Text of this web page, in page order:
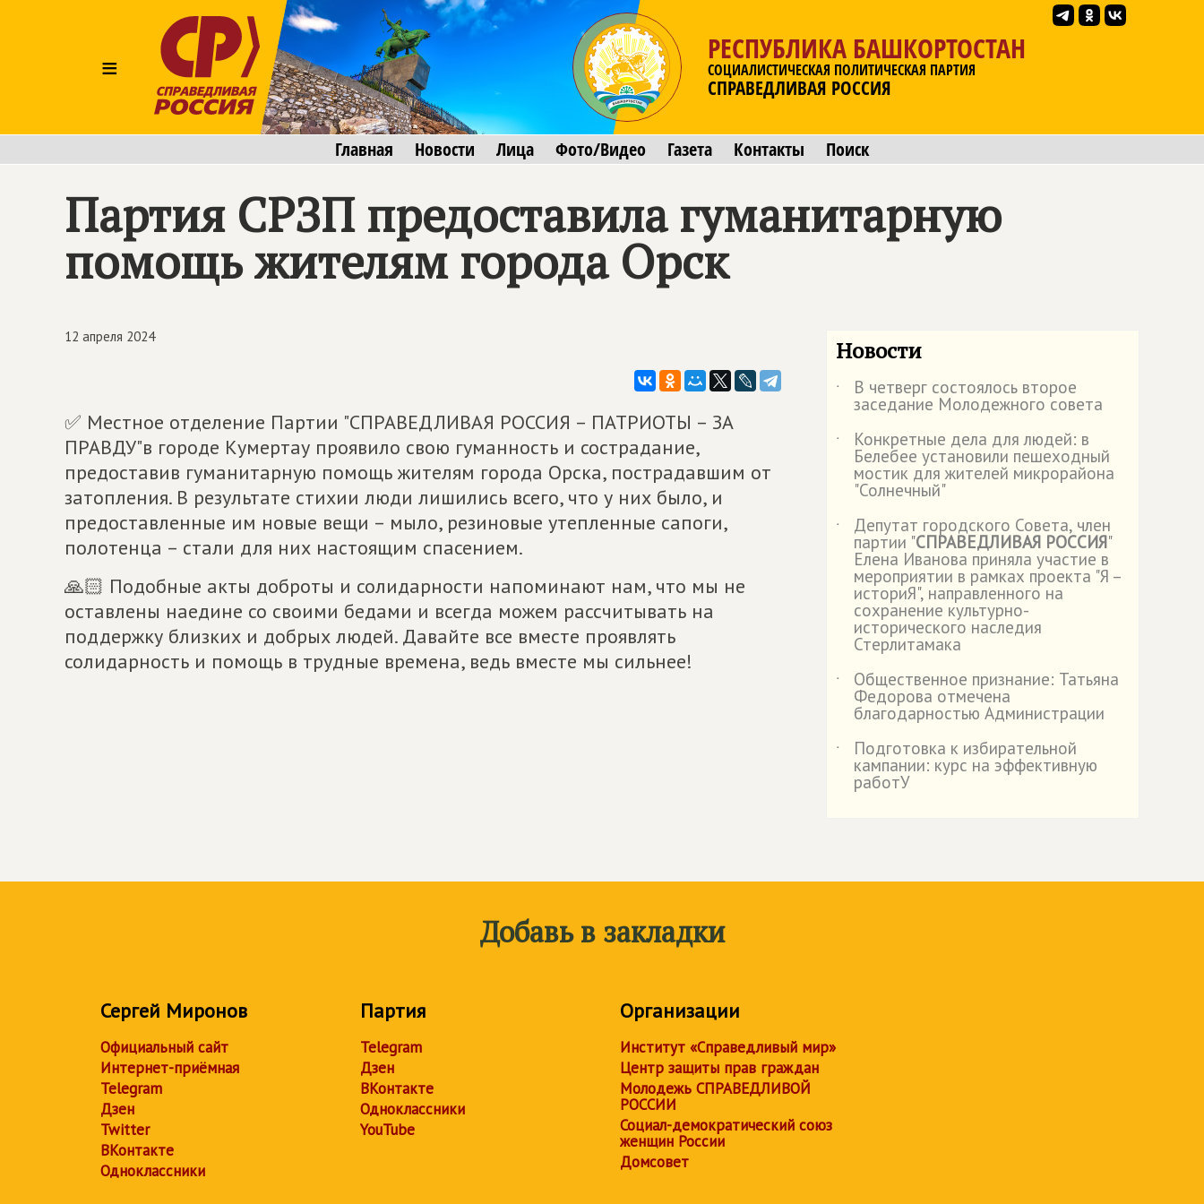
≡
РЕСПУБЛИКА БАШКОРТОСТАН
СОЦИАЛИСТИЧЕСКАЯ ПОЛИТИЧЕСКАЯ ПАРТИЯ
СПРАВЕДЛИВАЯ РОССИЯ
Главная Новости Лица Фото/Видео Газета Контакты Поиск
Партия СРЗП предоставила гуманитарную
помощь жителям города Орск
12 апреля 2024
✅ Местное отделение Партии "СПРАВЕДЛИВАЯ РОССИЯ – ПАТРИОТЫ – ЗА
ПРАВДУ"в городе Кумертау проявило свою гуманность и сострадание,
предоставив гуманитарную помощь жителям города Орска, пострадавшим от
затопления. В результате стихии люди лишились всего, что у них было, и
предоставленные им новые вещи – мыло, резиновые утепленные сапоги,
полотенца – стали для них настоящим спасением.
🙏🏻 Подобные акты доброты и солидарности напоминают нам, что мы не
оставлены наедине со своими бедами и всегда можем рассчитывать на
поддержку близких и добрых людей. Давайте все вместе проявлять
солидарность и помощь в трудные времена, ведь вместе мы сильнее!
Новости
˙ В четверг состоялось второе
заседание Молодежного совета
˙
Конкретные дела для людей: в
Белебее установили пешеходный
мостик для жителей микрорайона
"Солнечный"
˙
Депутат городского Совета, член
партии "СПРАВЕДЛИВАЯ РОССИЯ"
Елена Иванова приняла участие в
мероприятии в рамках проекта "Я –
историЯ", направленного на
сохранение культурно-
исторического наследия
Стерлитамака
˙
Общественное признание: Татьяна
Федорова отмечена
благодарностью Администрации
˙
Подготовка к избирательной
кампании: курс на эффективную
работУ
Добавь в закладки
Сергей Миронов
Официальный сайт
Интернет-приёмная
Telegram
Дзен
Twitter
ВКонтакте
Одноклассники
Партия
Telegram
Дзен
ВКонтакте
Одноклассники
YouTube
Организации
Институт «Справедливый мир»
Центр защиты прав граждан
Молодежь СПРАВЕДЛИВОЙ
РОССИИ
Социал-демократический союз
женщин России
Домсовет